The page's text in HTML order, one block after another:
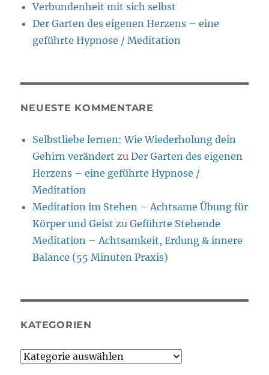
Verbundenheit mit sich selbst
Der Garten des eigenen Herzens – eine
geführte Hypnose / Meditation
NEUESTE KOMMENTARE
Selbstliebe lernen: Wie Wiederholung dein
Gehirn verändert zuDer Garten des eigenen
Herzens – eine geführte Hypnose /
Meditation
Meditation im Stehen – Achtsame Übung für
Körper und Geist zuGeführte Stehende
Meditation – Achtsamkeit, Erdung & innere
Balance (55 Minuten Praxis)
KATEGORIEN
Kategorien